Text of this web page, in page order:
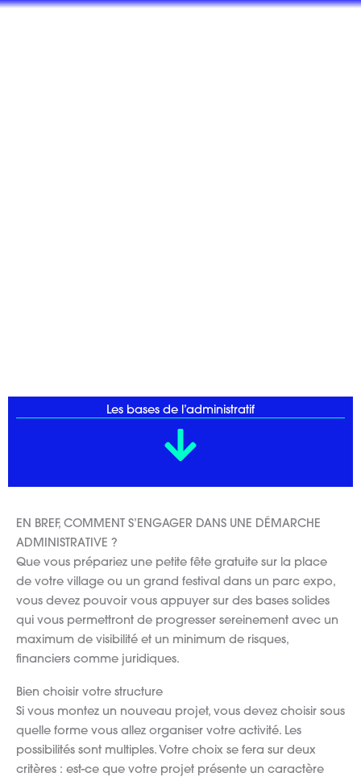
Les bases de l’administratif
EN BREF, COMMENT S’ENGAGER DANS UNE DÉMARCHE
ADMINISTRATIVE ?
Que vous prépariez une petite fête gratuite sur la place
de votre village ou un grand festival dans un parc expo,
vous devez pouvoir vous appuyer sur des bases solides
qui vous permettront de progresser sereinement avec un
maximum de visibilité et un minimum de risques,
financiers comme juridiques.
Bien choisir votre structure
Si vous montez un nouveau projet, vous devez choisir sous
quelle forme vous allez organiser votre activité. Les
possibilités sont multiples. Votre choix se fera sur deux
critères : est-ce que votre projet présente un caractère